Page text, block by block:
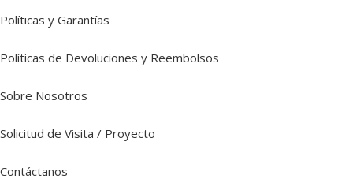
Políticas y Garantías
Políticas de Devoluciones y Reembolsos
Sobre Nosotros
Solicitud de Visita / Proyecto
Contáctanos